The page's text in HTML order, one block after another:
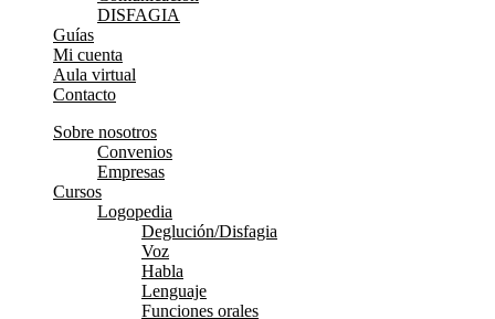
DISFAGIA
Guías
Mi cuenta
Aula virtual
Contacto
Sobre nosotros
Convenios
Empresas
Cursos
Logopedia
Deglución/Disfagia
Voz
Habla
Lenguaje
Funciones orales